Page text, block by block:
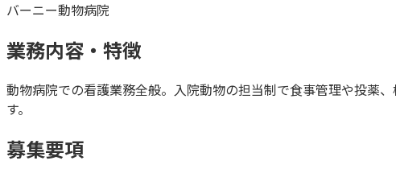
バーニー動物病院
業務内容・特徴
動物病院での看護業務全般。入院動物の担当制で食事管理や投薬
す。
募集要項